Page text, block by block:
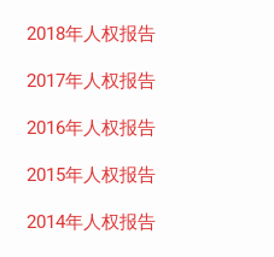
2018年人权报告
2017年人权报告
2016年人权报告
2015年人权报告
2014年人权报告